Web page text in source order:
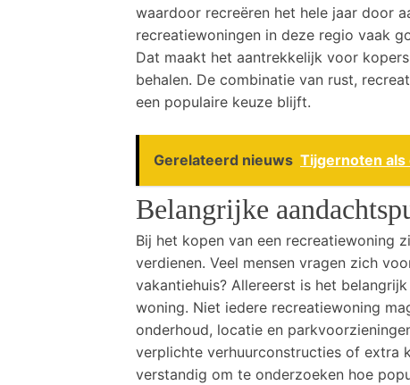
waardoor recreëren het hele jaar door
recreatiewoningen in deze regio vaak
Dat maakt het aantrekkelijk voor
behalen. De combinatie van rust,
een populaire keuze blijft.
Gerelateerd nieuws Tijgernoten als
Belangrijke
Bij het kopen van een recreatiewoning
verdienen. Veel mensen vragen zich
vakantiehuis? Allereerst is het
woning. Niet iedere recreatiewoning
onderhoud, locatie en
verplichte verhuurconstructies of extra
verstandig om te onderzoeken hoe